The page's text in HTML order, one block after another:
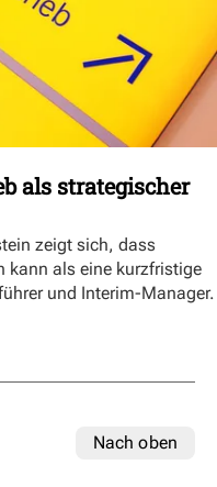
als strategischer
zeigt sich, dass
kann als eine kurzfristige
und Interim-Manager.
Nach oben